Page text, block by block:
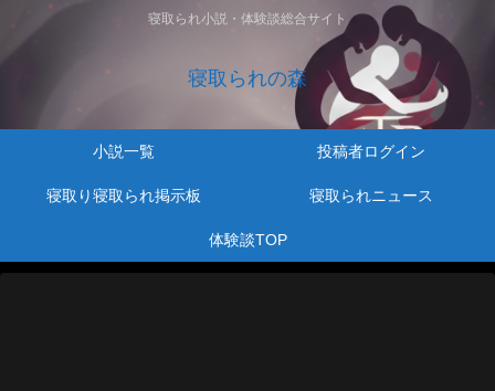
寝取られ小説・体験談総合サイト
寝取られの森
小説一覧 投稿者ログイン
寝取り寝取られ掲示板 寝取られニュース
体験談TOP